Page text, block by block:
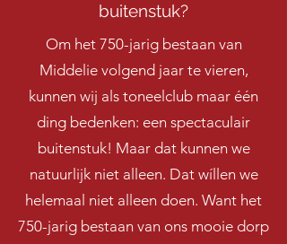
buitenstuk?
Om het 750-jarig bestaan van
Middelie volgend jaar te vieren,
kunnen wij als toneelclub maar één
ding bedenken: een spectaculair
buitenstuk! Maar dat kunnen we
natuurlijk niet alleen. Dat wíllen we
helemaal niet alleen doen. Want het
750-jarig bestaan van ons mooie dorp